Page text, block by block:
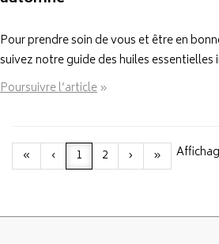
Pour prendre soin de vous et être en
suivez notre guide des huiles essentielles
Poursuivre l’article»
« ‹ 1 2 › »